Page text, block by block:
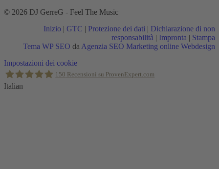
© 2026 DJ GerreG - Feel The Music
Inizio | GTC | Protezione dei dati | Dichiarazione di non
responsabilità | Impronta | Stampa
Tema WP SEO da Agenzia SEO Marketing online Webdesign
Torna
in
alto
Impostazioni dei cookie
150 Recensioni su ProvenExpert.com
Italian